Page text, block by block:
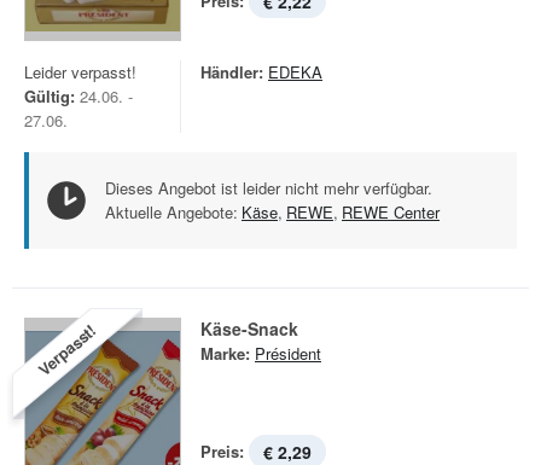
Leider verpasst!
Gültig: 24.06. -
27.06.
Händler: EDEKA
Dieses Angebot ist leider nicht mehr verfügbar.
Aktuelle Angebote: Käse, REWE, REWE Center
Verpasst! Käse-Snack
Marke: Président
Preis: € 2,29